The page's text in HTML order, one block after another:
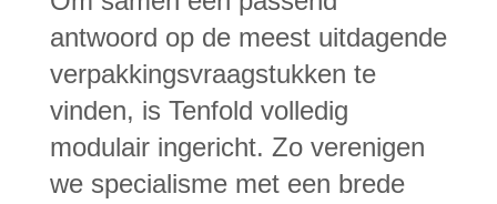
antwoord op de meest uitdagende
verpakkingsvraagstukken te
vinden, is Tenfold volledig
modulair ingericht. Zo verenigen
we specialisme met een brede